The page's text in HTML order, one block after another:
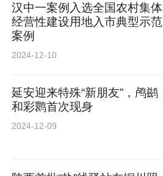
汉中一案例入选全国农村集体
经营性建设用地入市典型示范
案例
2024-12-10
延安迎来特殊“新朋友”，鸬鹚
和彩鹮首次现身
2024-12-09